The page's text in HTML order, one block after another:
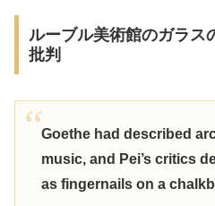
ルーブル美術館のガラス
批判
Goethe had described
music, and Pei’s critics
as fingernails on a